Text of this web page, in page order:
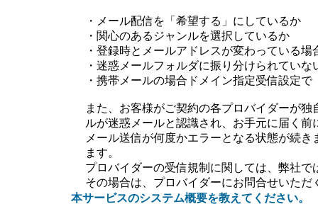
・メール配信を「希望する」にしているか
・関心のあるジャンルを選択しているか
・登録時とメールアドレスが変わっている
・迷惑メールフォルダに振り分けられていな
・携帯メールの場合ドメイン指定受信設定
また、お客様がご契約の各プロバイダーが
ルが迷惑メールと認識され、お手元に届く
メール送信が何度かエラーとなる状態が続
ます。
プロバイダーの受信規制に関しては、弊社で
その場合は、プロバイダーにお問合せいた
本サービスのシステム概要を教えてください。